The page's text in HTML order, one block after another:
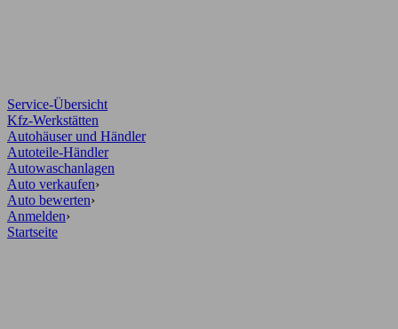
Service-Übersicht
Kfz-Werkstätten
Autohäuser und Händler
Autoteile-Händler
Autowaschanlagen
Auto verkaufen›
Auto bewerten›
Anmelden›
Startseite